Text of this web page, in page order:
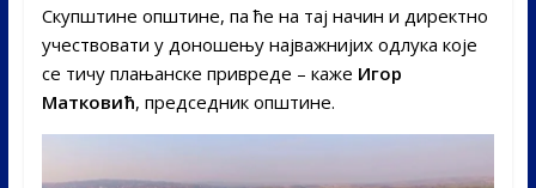
Скупштине општине, па ће на тај начин и директно
учествовати у доношењу најважнијих одлука које
се тичу плањанске привреде – каже Игор
Матковић, председник општине.